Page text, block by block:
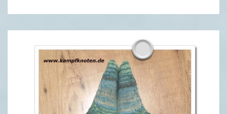
A
M
M
E
N